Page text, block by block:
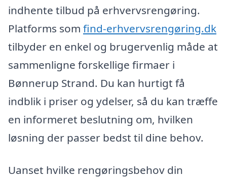
indhente tilbud på erhvervsrengøring.
Platforms som find-erhvervsrengøring.dk
tilbyder en enkel og brugervenlig måde at
sammenligne forskellige firmaer i
Bønnerup Strand. Du kan hurtigt få
indblik i priser og ydelser, så du kan træffe
en informeret beslutning om, hvilken
løsning der passer bedst til dine behov.
Uanset hvilke rengøringsbehov din